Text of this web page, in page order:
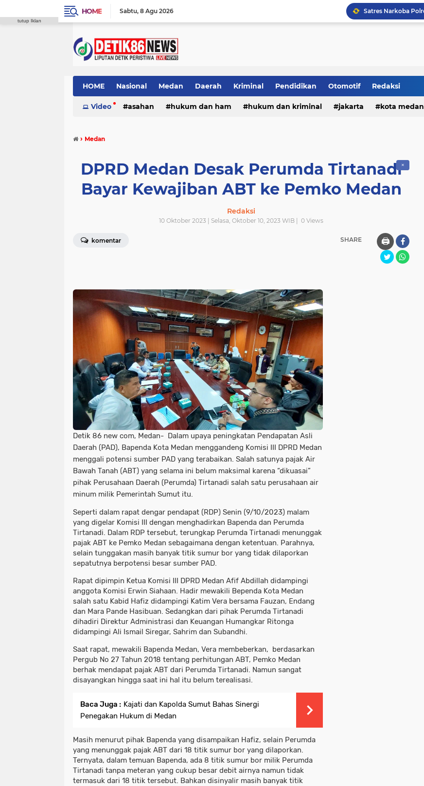
HOME Sabtu 8 Agu 2026
HOME Nasional Medan Daerah Kriminal Pendidikan Otomotif Redaksi
Video asahan hukum dan ham hukum dan kriminal jakarta kota medan
› Medan
✕
DPRD Medan Desak Perumda Tirtanadi
Bayar Kewajiban ABT ke Pemko Medan
Redaksi
10 Oktober 2023 | Selasa, Oktober 10, 2023 WIB | 0 Views
komentar SHARE 🖨️
Detik 86 new com, Medan- Dalam upaya peningkatan Pendapatan Asli
Daerah (PAD), Bapenda Kota Medan menggandeng Komisi III DPRD Medan
menggali potensi sumber PAD yang terabaikan. Salah satunya pajak Air
Bawah Tanah (ABT) yang selama ini belum maksimal karena “dikuasai”
pihak Perusahaan Daerah (Perumda) Tirtanadi salah satu perusahaan air
minum milik Pemerintah Sumut itu.
Seperti dalam rapat dengar pendapat (RDP) Senin (9/10/2023) malam
yang digelar Komisi III dengan menghadirkan Bapenda dan Perumda
Tirtanadi. Dalam RDP tersebut, terungkap Perumda Tirtanadi menunggak
pajak ABT ke Pemko Medan sebagaimana dengan ketentuan. Parahnya,
selain tunggakan masih banyak titik sumur bor yang tidak dilaporkan
sepatutnya berpotensi besar sumber PAD.
Rapat dipimpin Ketua Komisi III DPRD Medan Afif Abdillah didampingi
anggota Komisi Erwin Siahaan. Hadir mewakili Bependa Kota Medan
salah satu Kabid Hafiz didampingi Katim Vera bersama Fauzan, Endang
dan Mara Pande Hasibuan. Sedangkan dari pihak Perumda Tirtanadi
dihadiri Direktur Administrasi dan Keuangan Humangkar Ritonga
didampingi Ali Ismail Siregar, Sahrim dan Subandhi.
Saat rapat, mewakili Bapenda Medan, Vera membeberkan, berdasarkan
Pergub No 27 Tahun 2018 tentang perhitungan ABT, Pemko Medan
berhak mendapat pajak ABT dari Perumda Tirtanadi. Namun sangat
disayangkan hingga saat ini hal itu belum terealisasi.
Baca Juga : Kajati dan Kapolda Sumut Bahas Sinergi
Penegakan Hukum di Medan
Masih menurut pihak Bapenda yang disampaikan Hafiz, selain Perumda
yang menunggak pajak ABT dari 18 titik sumur bor yang dilaporkan.
Ternyata, dalam temuan Bapenda, ada 8 titik sumur bor milik Perumda
Tirtanadi tanpa meteran yang cukup besar debit airnya namun tidak
termasuk dari 18 titik tersebut. Bahkan disinyalir masih banyak titik
tutup Iklan